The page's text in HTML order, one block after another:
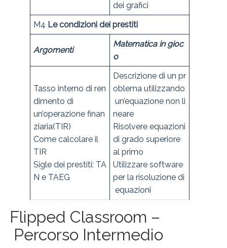
dei grafici
M4 Le condizioni dei prestiti
Argomenti
Matematica in gioc
o
Tasso interno di ren
dimento di
un’operazione finan
ziaria(TIR)
Come calcolare il
TIR
Sigle dei prestiti: TA
N e TAEG
Descrizione di un pr
oblema utilizzando
un’equazione non li
neare
Risolvere equazioni
di grado superiore
al primo
Utilizzare software
per la risoluzione di
equazioni
Flipped Classroom –
Percorso Intermedio